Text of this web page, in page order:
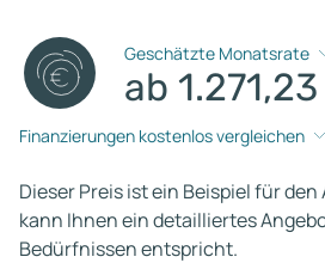
Geschätzte Monatsrate
ab
Finanzierungen kostenlos vergleichen
Dieser Preis ist ein Beispiel für
kann Ihnen ein detailliertes
Bedürfnissen entspricht.